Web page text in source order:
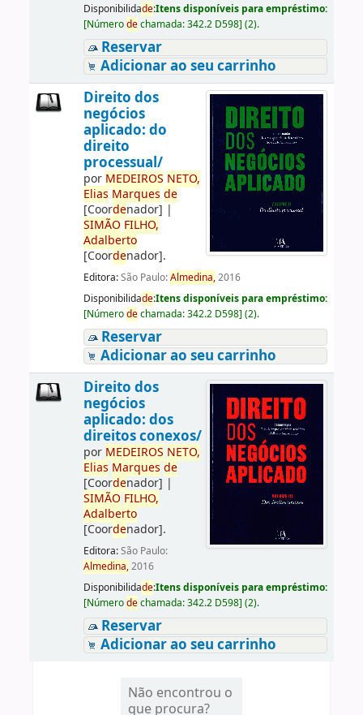
Disponibilidade:Itens disponíveis para empréstimo:
[Númerodechamada:342.2 D598] (2).
Reservar
Adicionar ao seu carrinho
Direito dos
negócios
aplicado: do
direito
processual/
por MEDEIROS NETO,
Elias Marques de
[Coordenador] |
SIMÃO FILHO,
Adalberto
[Coordenador].
Editora:São Paulo:Almedina,2016
Disponibilidade:Itens disponíveis para empréstimo:
[Númerodechamada:342.2 D598] (2).
Reservar
Adicionar ao seu carrinho
Direito dos
negócios
aplicado: dos
direitos conexos/
por MEDEIROS NETO,
Elias Marques de
[Coordenador] |
SIMÃO FILHO,
Adalberto
[Coordenador].
Editora:São Paulo:
Almedina,2016
Disponibilidade:Itens disponíveis para empréstimo:
[Númerodechamada:342.2 D598] (2).
Reservar
Adicionar ao seu carrinho
Não encontrou o
que procura?